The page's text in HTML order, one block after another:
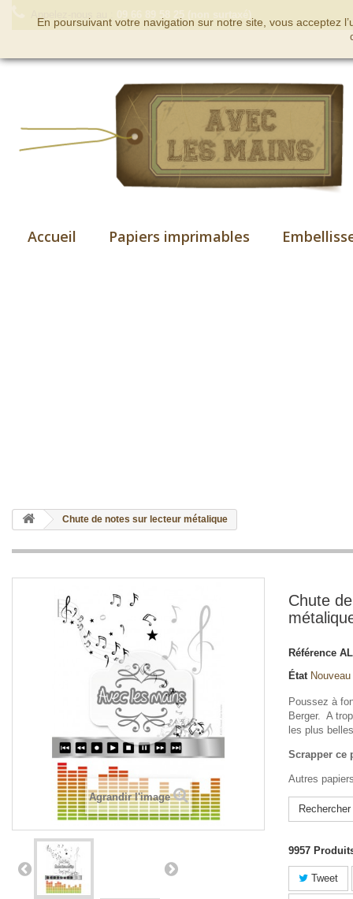
Accueil Papiers imprimables
Chute de notes sur lecteur métalique
Agrandir l'image
Chute
Référence
État Nouveau
Poussez à
Berger. A
les plus
Scrapper ce
Autres
9957
Tweet
En poursuivant votre navigation sur notre site, vous acceptez